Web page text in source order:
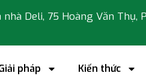
Deli, 75 Hoàng Văn Thụ,
pháp Kiến thức